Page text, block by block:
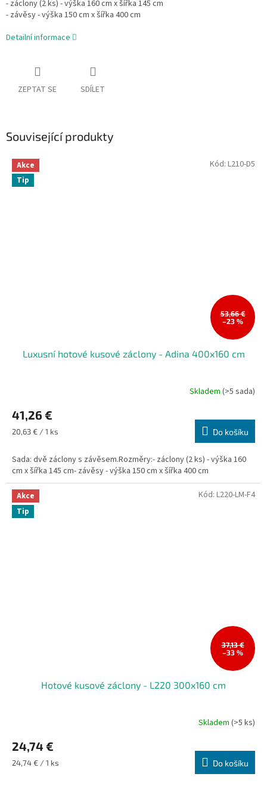
- záclony (2 ks) - výška 160 cm x šířka 145 cm
- závěsy - výška 150 cm x šířka 400 cm
Detailní informace
ZEPTAT SE SDÍLET
Související produkty
Akce
Tip
53,66 €
–23 %
Luxusní hotové kusové záclony - Adina 400x160 cm
Skladem (>5 sada)
41,26 €
Měrná
20,63 € / 1 ks Do košíku
Sada: dvě záclony s závěsem.Rozměry:- záclony (2 ks) - výška 160
cm x šířka 145 cm- závěsy - výška 150 cm x šířka 400 cm
Kód: L210-D5
Akce
Tip
37,13 €
–33 %
Hotové kusové záclony - L220 300x160 cm
Skladem (>5 ks)
24,74 €
Měrná
24,74 € / 1 ks Do košíku
Kód: L220-LM-F4